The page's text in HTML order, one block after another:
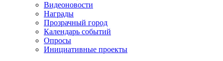
Видеоновости
Награды
Прозрачный город
Календарь событий
Опросы
Инициативные проекты